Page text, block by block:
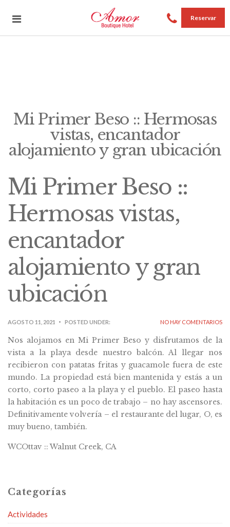
Reservar
Mi Primer Beso :: Hermosas
vistas, encantador
alojamiento y gran ubicación
Mi Primer Beso ::
Hermosas vistas,
encantador
alojamiento y gran
ubicación
AGOSTO 11, 2021 POSTED UNDER: NO HAY COMENTARIOS
Nos alojamos en Mi Primer Beso y disfrutamos de la
vista a la playa desde nuestro balcón. Al llegar nos
recibieron con patatas fritas y guacamole fuera de este
mundo. La propiedad está bien mantenida y estás a un
corto, corto paseo a la playa y el pueblo. El paseo hasta
la habitación es un poco de trabajo – no hay ascensores.
Definitivamente volvería – el restaurante del lugar, O, es
muy bueno, también.
WCOttav :: Walnut Creek, CA
Categorías
Actividades